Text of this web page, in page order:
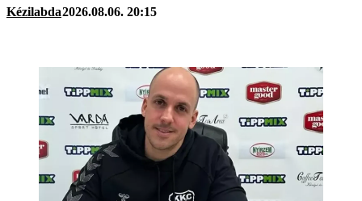
Kézilabda2026.08.06. 20:15